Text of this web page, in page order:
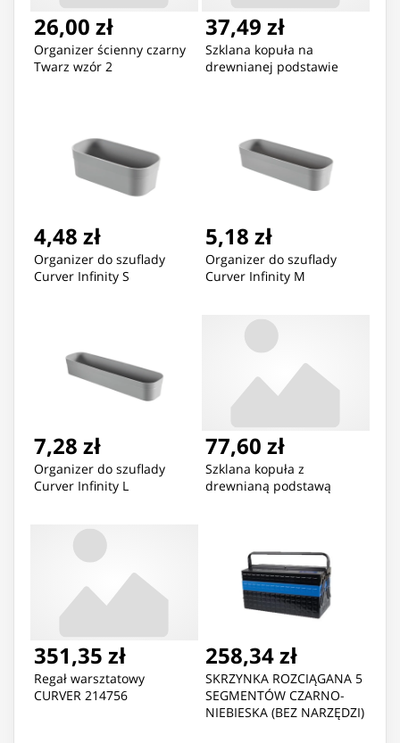
26,00 zł
Organizer ścienny czarny
Twarz wzór 2
37,49 zł
Szklana kopuła na
drewnianej podstawie
4,48 zł
Organizer do szuflady
Curver Infinity S
5,18 zł
Organizer do szuflady
Curver Infinity M
7,28 zł
Organizer do szuflady
Curver Infinity L
77,60 zł
Szklana kopuła z
drewnianą podstawą
351,35 zł
Regał warsztatowy
CURVER 214756
258,34 zł
SKRZYNKA ROZCIĄGANA 5
SEGMENTÓW CZARNO-
NIEBIESKA (BEZ NARZĘDZI)